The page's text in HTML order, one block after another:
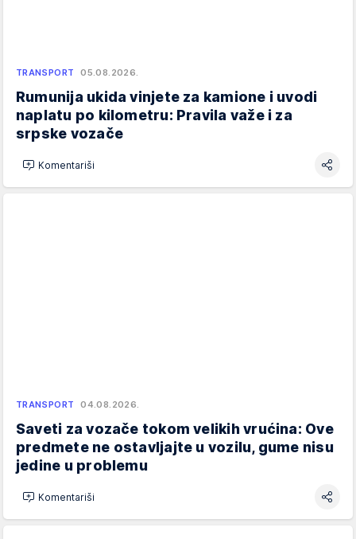
TRANSPORT 05.08.2026.
Rumunija ukida vinjete za kamione i uvodi
naplatu po kilometru: Pravila važe i za
srpske vozače
Komentariši
TRANSPORT 04.08.2026.
Saveti za vozače tokom velikih vrućina: Ove
predmete ne ostavljajte u vozilu, gume nisu
jedine u problemu
Komentariši